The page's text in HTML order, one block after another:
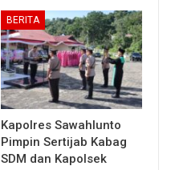
BERITA
Kapolres Sawahlunto
Pimpin Sertijab Kabag
SDM dan Kapolsek